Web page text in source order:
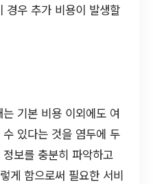
경우 추가 비용이 발생할
기본 비용 이외에도 여
있다는 것을 염두에 두
보를 충분히 파악하고
게 함으로써 필요한 서비